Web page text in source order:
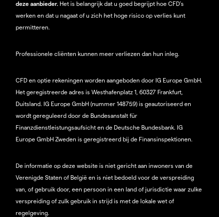
deze aanbieder. Het is belangrijk dat u goed begrijpt hoe CFD's
werken en dat u nagaat of u zich het hoge risico op verlies kunt
permitteren.
Professionele cliënten kunnen meer verliezen dan hun inleg.
CFD en optie rekeningen worden aangeboden door IG Europe GmbH.
Het geregistreerde adres is Westhafenplatz 1, 60327 Frankfurt,
Duitsland. IG Europe GmbH (nummer 148759) is geautoriseerd en
wordt gereguleerd door de Bundesanstalt für
Finanzdienstleistungsaufsicht en de Deutsche Bundesbank. IG
Europe GmbH Zweden is geregistreerd bij de Finansinspektionen.
De informatie op deze website is niet gericht aan inwoners van de
Verenigde Staten of België en is niet bedoeld voor de verspreiding
van, of gebruik door, een persoon in een land of jurisdictie waar zulke
verspreiding of zulk gebruik in strijd is met de lokale wet of
regelgeving.